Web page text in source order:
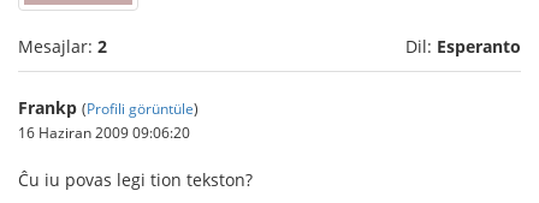
Mesajlar: 2 Dil: Esperanto
Frankp (Profili görüntüle)
16 Haziran 2009 09:06:20
Ĉu iu povas legi tion tekston?